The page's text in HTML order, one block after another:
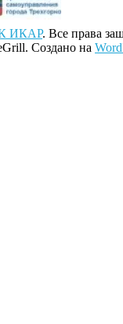
ИКАР. Все права
Создано на